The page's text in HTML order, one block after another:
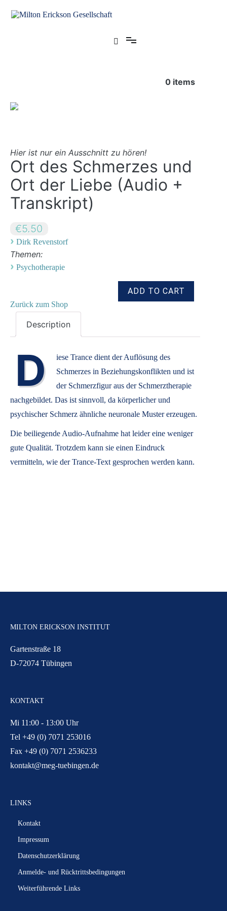
Inhalt
0 items
Hier ist nur ein Ausschnitt zu hören!
Ort des Schmerzes und
Ort der Liebe (Audio +
Transkript)
€5.50
› Dirk Revenstorf
Themen:
› Psychotherapie
Zurück zum Shop
Description
D
iese Trance dient der Auflösung des
Schmerzes in Beziehungskonflikten und ist
der Schmerzfigur aus der Schmerztherapie
nachgebildet. Das ist sinnvoll, da körperlicher und
psychischer Schmerz ähnliche neuronale Muster erzeugen.
Die beiliegende Audio-Aufnahme hat leider eine weniger
gute Qualität. Trotzdem kann sie einen Eindruck
vermitteln, wie der Trance-Text gesprochen werden kann.
MILTON ERICKSON INSTITUT
Gartenstraße 18
D-72074 Tübingen
KONTAKT
Mi 11:00 - 13:00 Uhr
Tel +49 (0) 7071 253016
Fax +49 (0) 7071 2536233
kontakt@meg-tuebingen.de
LINKS
Kontakt
Impressum
Datenschutzerklärung
Anmelde- und Rücktrittsbedingungen
Weiterführende Links